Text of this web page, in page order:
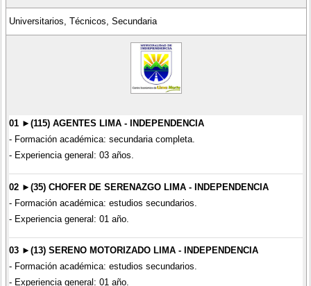
Universitarios, Técnicos, Secundaria
01 ►(115) AGENTES LIMA - INDEPENDENCIA
- Formación académica: secundaria completa.
- Experiencia general: 03 años.
02 ►(35) CHOFER DE SERENAZGO LIMA - INDEPENDENCIA
- Formación académica: estudios secundarios.
- Experiencia general: 01 año.
03 ►(13) SERENO MOTORIZADO LIMA - INDEPENDENCIA
- Formación académica: estudios secundarios.
- Experiencia general: 01 año.